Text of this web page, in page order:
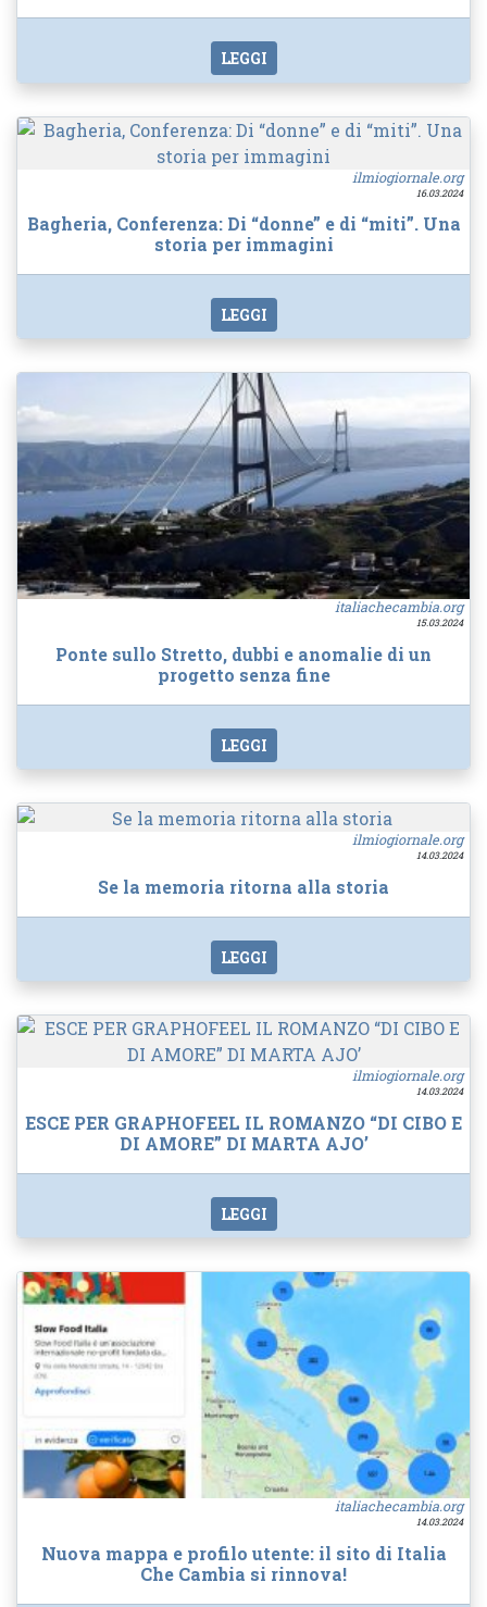
LEGGI
ilmiogiornale.org
16.03.2024
Bagheria, Conferenza: Di “donne” e di “miti”. Una
storia per immagini
LEGGI
italiachecambia.org
15.03.2024
Ponte sullo Stretto, dubbi e anomalie di un
progetto senza fine
LEGGI
ilmiogiornale.org
14.03.2024
Se la memoria ritorna alla storia
LEGGI
ilmiogiornale.org
14.03.2024
ESCE PER GRAPHOFEEL IL ROMANZO “DI CIBO E
DI AMORE” DI MARTA AJO’
LEGGI
italiachecambia.org
14.03.2024
Nuova mappa e profilo utente: il sito di Italia
Che Cambia si rinnova!